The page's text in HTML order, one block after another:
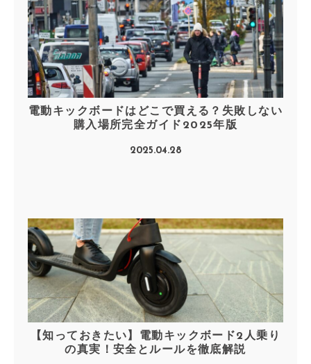
電動キックボードはどこで買える？失敗しない
購入場所完全ガイド2025年版
2025.04.28
【知っておきたい】電動キックボード2人乗り
の真実！安全とルールを徹底解説